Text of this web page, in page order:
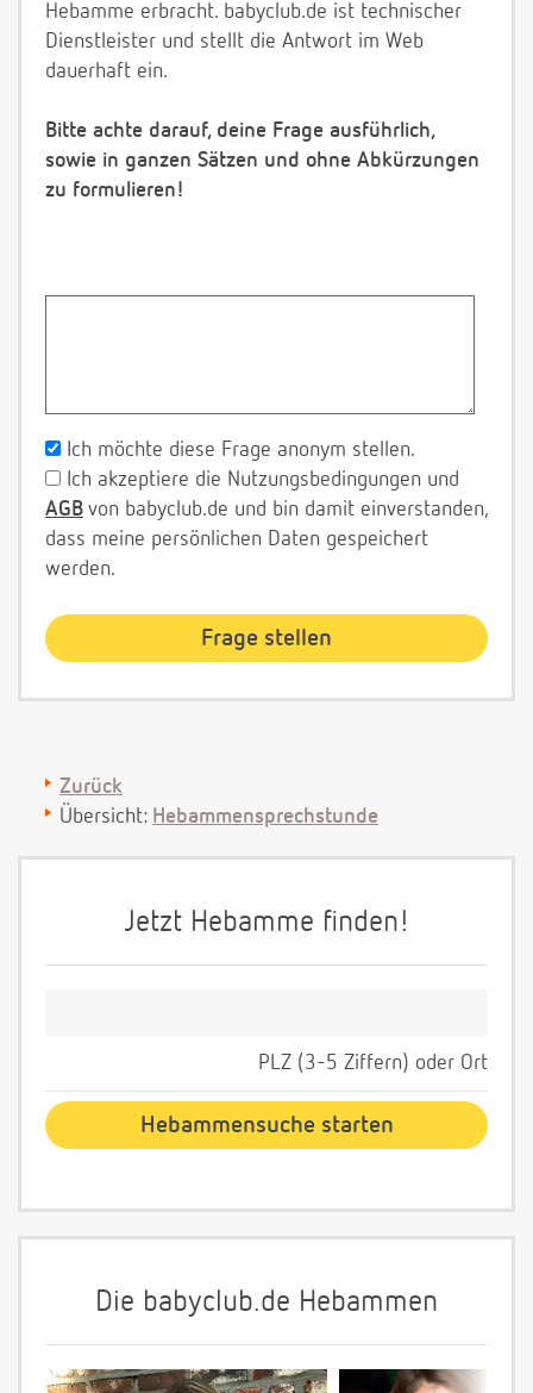
Hebamme erbracht. babyclub.de ist technischer
Dienstleister und stellt die Antwort im Web
dauerhaft ein.
Bitte achte darauf, deine Frage ausführlich,
sowie in ganzen Sätzen und ohne Abkürzungen
zu formulieren!
Ich möchte diese Frage anonym stellen.
Ich akzeptiere die Nutzungsbedingungen und
AGB von babyclub.de und bin damit einverstanden,
dass meine persönlichen Daten gespeichert
werden.
Zurück
Übersicht: Hebammensprechstunde
Jetzt Hebamme finden!
PLZ (3-5 Ziffern) oder Ort
Die babyclub.de Hebammen